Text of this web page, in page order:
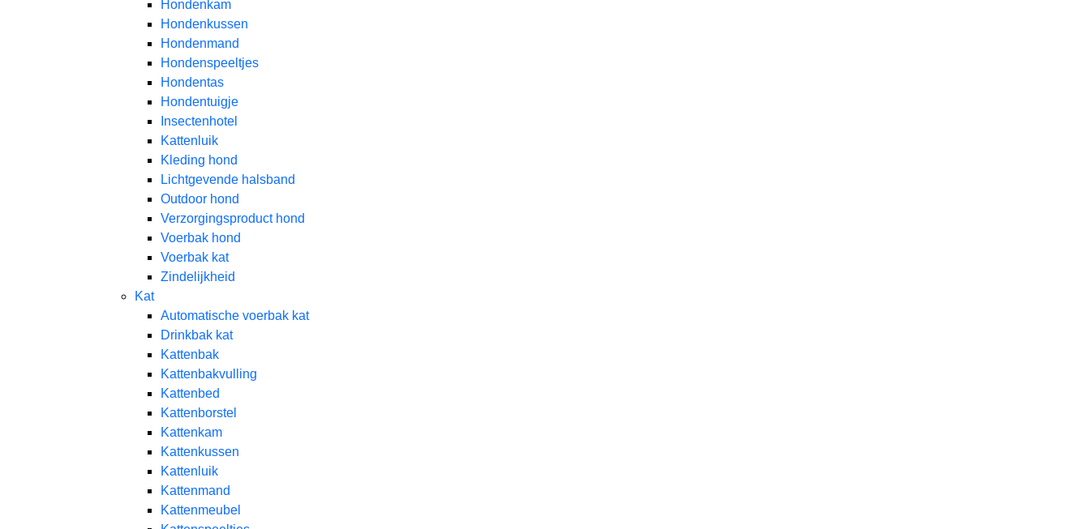
Hondenkam
Hondenkussen
Hondenmand
Hondenspeeltjes
Hondentas
Hondentuigje
Insectenhotel
Kattenluik
Kleding hond
Lichtgevende halsband
Outdoor hond
Verzorgingsproduct hond
Voerbak hond
Voerbak kat
Zindelijkheid
Kat
Automatische voerbak kat
Drinkbak kat
Kattenbak
Kattenbakvulling
Kattenbed
Kattenborstel
Kattenkam
Kattenkussen
Kattenluik
Kattenmand
Kattenmeubel